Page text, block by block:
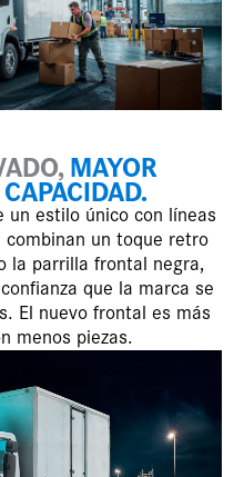
MAYOR
un estilo único con líneas
un toque retro
la parrilla frontal negra,
que la marca se
El nuevo frontal es más
menos piezas.